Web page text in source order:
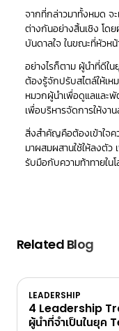
จากที่กล่าวมาทั้งหมด จ
ต่างกันอย่างสิ้นเชิง โด
บันดาลใจ ในขณะที่หัวห
อย่างไรก็ตาม ผู้นำที่ดีใ
ต้องรู้จักปรับสไตล์ให้เ
หมวกผู้นำเพื่อดูแลและ
เพื่อบริหารจัดการให้งา
สิ่งสำคัญคือต้องเข้าใจ
มาผสมผสานใช้ให้ลงตัว
รับมือกับความท้าทายใน
Related Blog
LEADERSHIP
4 Leadership
ผู้นำที่จำเป็นในยุ